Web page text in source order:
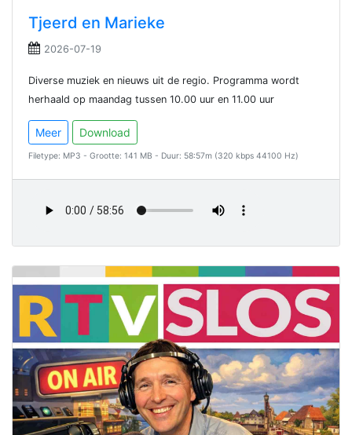
Tjeerd en Marieke
2026-07-19
Diverse muziek en nieuws uit de regio. Programma wordt
herhaald op maandag tussen 10.00 uur en 11.00 uur
Meer Download
Filetype: MP3 - Grootte: 141 MB - Duur: 58:57m (320 kbps 44100 Hz)